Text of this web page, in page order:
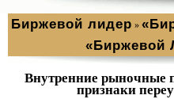
Биржевой лидер »
«Биржевой
Внутренние рыночные
признаки